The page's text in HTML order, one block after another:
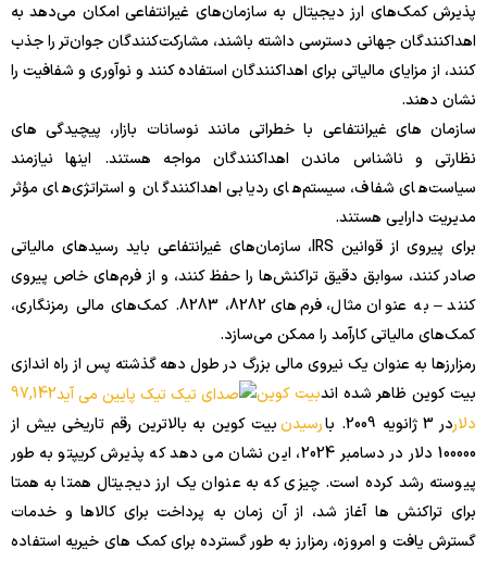
پذیرش کمک‌های ارز دیجیتال به سازمان‌های غیرانتفاعی امکان می‌دهد به
اهداکنندگان جهانی دسترسی داشته باشند، مشارکت‌کنندگان جوان‌تر را جذب
کنند، از مزایای مالیاتی برای اهداکنندگان استفاده کنند و نوآوری و شفافیت را
نشان دهند.
سازمان های غیرانتفاعی با خطراتی مانند نوسانات بازار، پیچیدگی های
نظارتی و ناشناس ماندن اهداکنندگان مواجه هستند. اینها نیازمند
سیاست‌های شفاف، سیستم‌های ردیابی اهداکنندگان و استراتژی‌های مؤثر
مدیریت دارایی هستند.
برای پیروی از قوانین IRS، سازمان‌های غیرانتفاعی باید رسیدهای مالیاتی
صادر کنند، سوابق دقیق تراکنش‌ها را حفظ کنند، و از فرم‌های خاص پیروی
کنند – به عنوان مثال، فرم‌های 8282، 8283. کمک‌های مالی رمزنگاری،
کمک‌های مالیاتی کارآمد را ممکن می‌سازد.
رمزارزها به عنوان یک نیروی مالی بزرگ در طول دهه گذشته پس از راه اندازی
بیت کوین ظاهر شده اندبیت کوین
97,142
دلاردر 3 ژانویه 2009. با رسیدنبیت کوین به بالاترین رقم تاریخی بیش از
100000 دلار در دسامبر 2024، این نشان می دهد که پذیرش کریپتو به طور
پیوسته رشد کرده است. چیزی که به عنوان یک ارز دیجیتال همتا به همتا
برای تراکنش ها آغاز شد، از آن زمان به پرداخت برای کالاها و خدمات
گسترش یافت و امروزه، رمزارز به طور گسترده برای کمک های خیریه استفاده